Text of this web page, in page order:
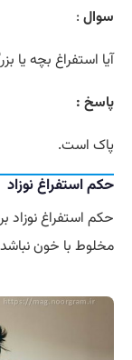
سوال :
آیا استفراغ بچه یا
پاسخ :
پاک است.
حکم استفراغ نوزاد
حکم استفراغ
مخلوط با خون